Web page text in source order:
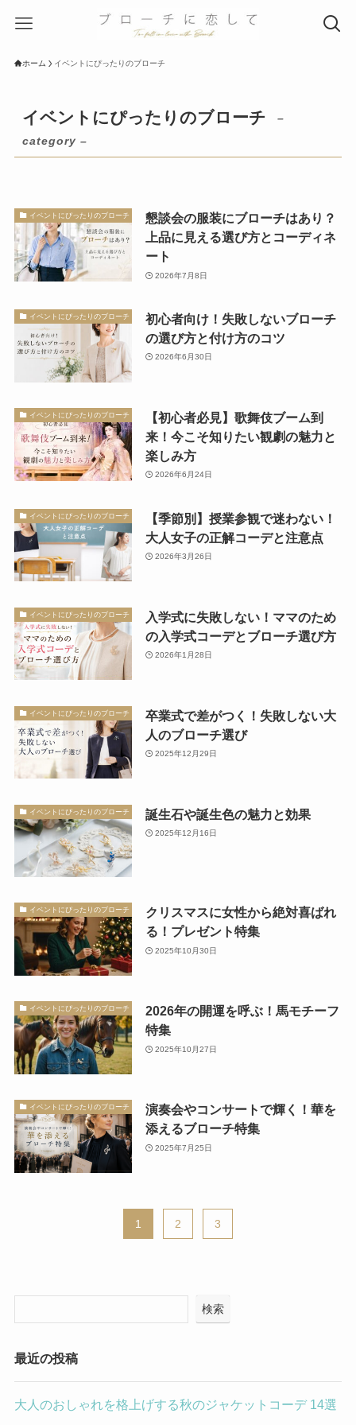
ホーム イベントにぴったりのブローチ
イベントにぴったりのブローチ
–
category –
イベントにぴったりのブローチ
懇談会の服装にブローチはあり？
上品に見える選び方とコーディネ
ート
2026年7月8日
イベントにぴったりのブローチ
初心者向け！失敗しないブローチ
の選び方と付け方のコツ
2026年6月30日
イベントにぴったりのブローチ
【初心者必見】歌舞伎ブーム到
来！今こそ知りたい観劇の魅力と
楽しみ方
2026年6月24日
イベントにぴったりのブローチ
【季節別】授業参観で迷わない！
大人女子の正解コーデと注意点
2026年3月26日
イベントにぴったりのブローチ
入学式に失敗しない！ママのため
の入学式コーデとブローチ選び方
2026年1月28日
イベントにぴったりのブローチ
卒業式で差がつく！失敗しない大
人のブローチ選び
2025年12月29日
イベントにぴったりのブローチ 誕生石や誕生色の魅力と効果
2025年12月16日
イベントにぴったりのブローチ
クリスマスに女性から絶対喜ばれ
る！プレゼント特集
2025年10月30日
イベントにぴったりのブローチ
2026年の開運を呼ぶ！馬モチーフ
特集
2025年10月27日
イベントにぴったりのブローチ
演奏会やコンサートで輝く！華を
添えるブローチ特集
2025年7月25日
1 2 3
検索
最近の投稿
大人のおしゃれを格上げする秋のジャケットコーデ 14選